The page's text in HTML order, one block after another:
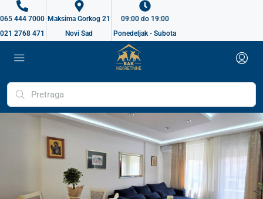
065 444 7000
021 2768 471
Maksima Gorkog 21
Novi Sad
09:00 do 19:00
Ponedeljak - Subota